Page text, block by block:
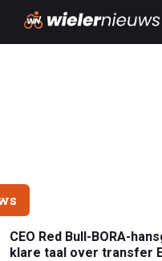
CEO Red Bull-BORA-
klare taal over transfer